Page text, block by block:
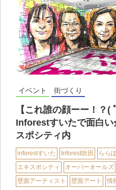
イベント 街づくり
【これ誰の顔ーー！？
Inforestすいたで面白
スポシティ内
inforestすいた Inforest吹田 らら
エキスポシティ
オーバーオールズ
壁面アーティスト
壁面アート 情